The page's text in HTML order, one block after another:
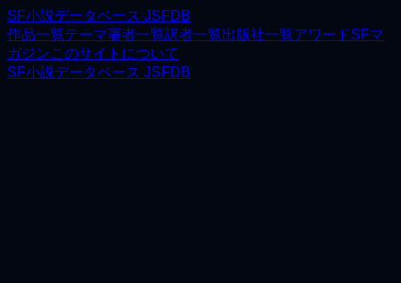
SF小説データベース JSFDB
作品一覧テーマ著者一覧訳者一覧出版社一覧アワードSFマ
ガジンこのサイトについて
SF小説データベース JSFDB